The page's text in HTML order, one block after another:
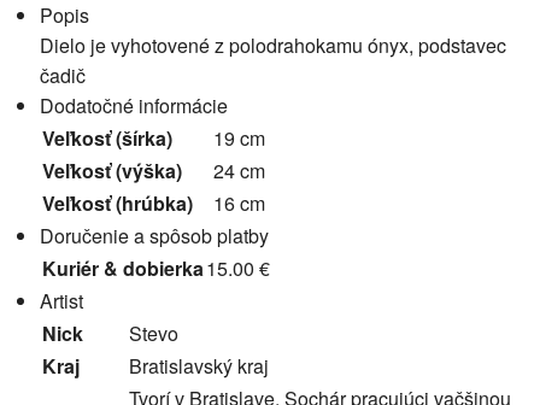
Popis
Dielo je vyhotovené z polodrahokamu ónyx, podstavec
čadič
Dodatočné informácie
Veľkosť (šírka)
19 cm
Veľkosť (výška)
24 cm
Veľkosť (hrúbka)
16 cm
Doručenie a spôsob platby
Kuriér & dobierka15.00 €
Artist
Nick
Stevo
Kraj
Bratislavský kraj
Tvorí v Bratislave. Sochár pracujúci vačšinou